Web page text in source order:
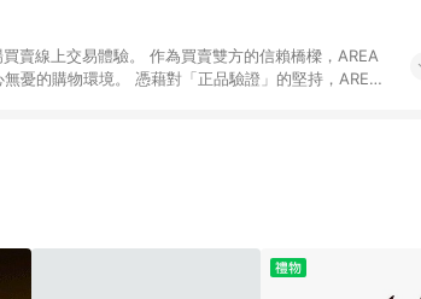
賣線上交易體驗。 作為買賣雙方的信賴橋樑，AREA
憂的購物環境。 憑藉對「正品驗證」的堅持，AREA